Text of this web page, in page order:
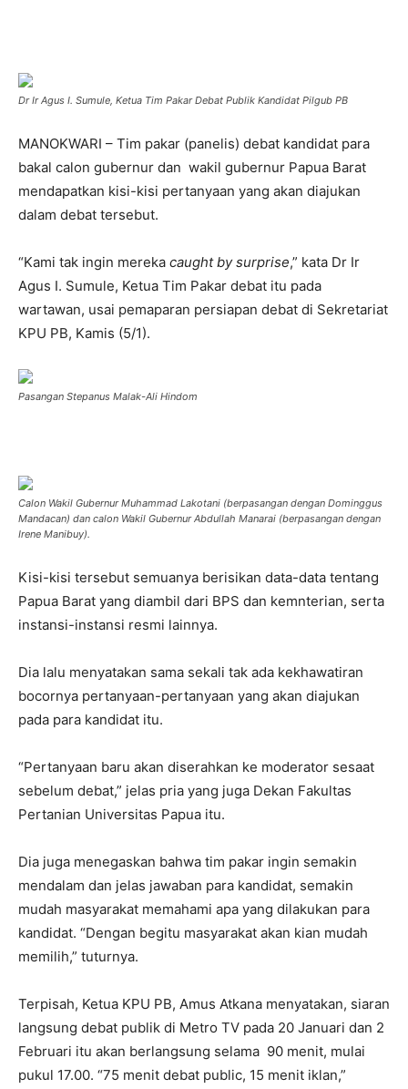
Dr Ir Agus I. Sumule, Ketua Tim Pakar Debat Publik Kandidat Pilgub PB
MANOKWARI – Tim pakar (panelis) debat kandidat para
bakal calon gubernur dan wakil gubernur Papua Barat
mendapatkan kisi-kisi pertanyaan yang akan diajukan
dalam debat tersebut.
“Kami tak ingin mereka caught by surprise,” kata Dr Ir
Agus I. Sumule, Ketua Tim Pakar debat itu pada
wartawan, usai pemaparan persiapan debat di Sekretariat
KPU PB, Kamis (5/1).
Pasangan Stepanus Malak-Ali Hindom
Calon Wakil Gubernur Muhammad Lakotani (berpasangan dengan Dominggus
Mandacan) dan calon Wakil Gubernur Abdullah Manarai (berpasangan dengan
Irene Manibuy).
Kisi-kisi tersebut semuanya berisikan data-data tentang
Papua Barat yang diambil dari BPS dan kemnterian, serta
instansi-instansi resmi lainnya.
Dia lalu menyatakan sama sekali tak ada kekhawatiran
bocornya pertanyaan-pertanyaan yang akan diajukan
pada para kandidat itu.
“Pertanyaan baru akan diserahkan ke moderator sesaat
sebelum debat,” jelas pria yang juga Dekan Fakultas
Pertanian Universitas Papua itu.
Dia juga menegaskan bahwa tim pakar ingin semakin
mendalam dan jelas jawaban para kandidat, semakin
mudah masyarakat memahami apa yang dilakukan para
kandidat. “Dengan begitu masyarakat akan kian mudah
memilih,” tuturnya.
Terpisah, Ketua KPU PB, Amus Atkana menyatakan, siaran
langsung debat publik di Metro TV pada 20 Januari dan 2
Februari itu akan berlangsung selama 90 menit, mulai
pukul 17.00. “75 menit debat public, 15 menit iklan,”